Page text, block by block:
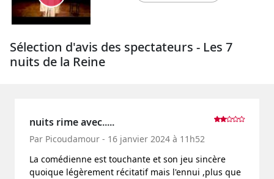
Sélection d'avis des spectateurs - Les 7
nuits de la Reine
nuits rime avec.....
Par Picoudamour - 16 janvier 2024 à 11h52
La comédienne est touchante et son jeu sincère
quoique légèrement récitatif mais l'ennui ,plus que